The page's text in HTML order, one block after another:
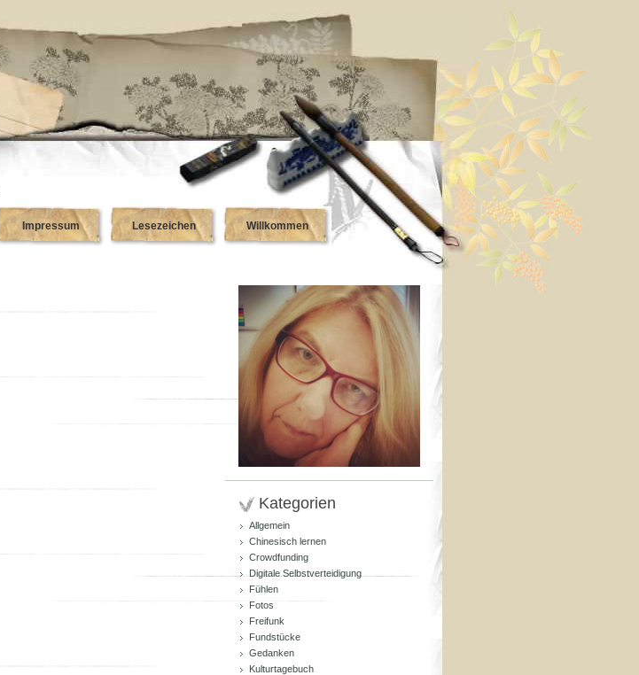
Impressum Lesezeichen Willkommen
Kategorien
Allgemein
Chinesisch lernen
Crowdfunding
Digitale Selbstverteidigung
Fühlen
Fotos
Freifunk
Fundstücke
Gedanken
Kulturtagebuch